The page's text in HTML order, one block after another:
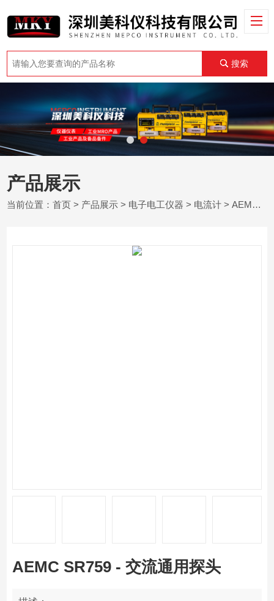
搜索
产品展示
当前位置：首页 > 产品展示 > 电子电工仪器 > 电流计 > AEMC SR759 - 交流通用探头
AEMC SR759 - 交流通用探头